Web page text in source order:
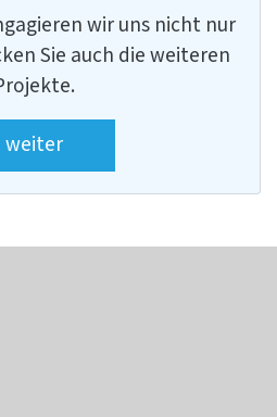
wir uns nicht nur
Sie auch die weiteren
weiter